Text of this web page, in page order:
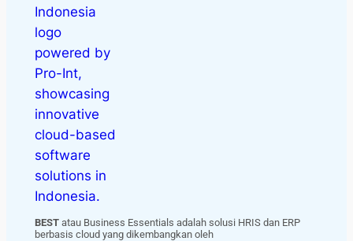
BEST atau Business Essentials adalah solusi HRIS dan ERP
berbasis cloud yang dikembangkan oleh